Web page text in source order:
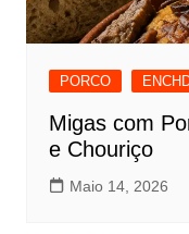
PORCO
Migas com
e Chouriço
Maio 14, 2026